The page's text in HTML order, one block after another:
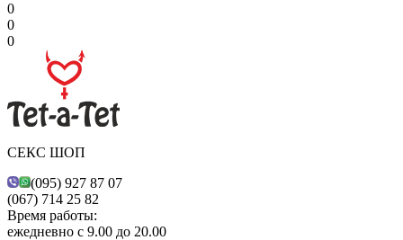
0
0
0
СЕКС ШОП
(095) 927 87 07
(067) 714 25 82
Время работы:
ежедневно с 9.00 до 20.00